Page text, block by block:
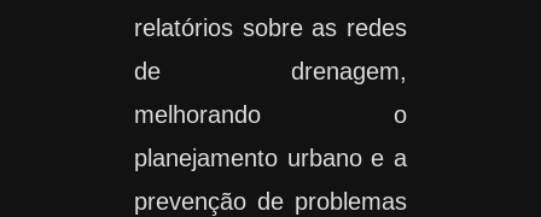
relatórios sobre as redes
de drenagem,
melhorando o
planejamento urbano e a
prevenção de problemas